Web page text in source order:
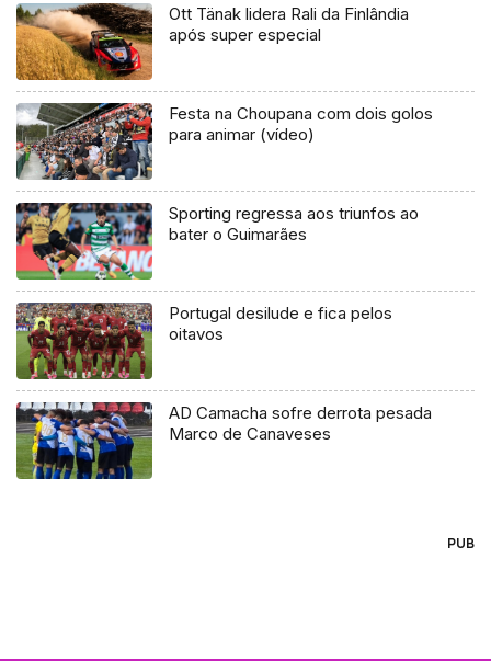
Ott Tänak lidera Rali da Finlândia
após super especial
Festa na Choupana com dois golos
para animar (vídeo)
Sporting regressa aos triunfos ao
bater o Guimarães
Portugal desilude e fica pelos
oitavos
AD Camacha sofre derrota pesada
Marco de Canaveses
PUB